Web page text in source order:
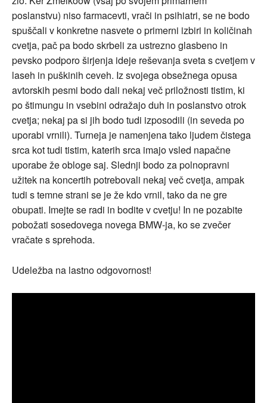
poslanstvu) niso farmacevti, vrači in psihiatri, se ne bodo
spuščali v konkretne nasvete o primerni izbiri in količinah
cvetja, pač pa bodo skrbeli za ustrezno glasbeno in
pevsko podporo širjenja ideje reševanja sveta s cvetjem v
laseh in puškinih ceveh. Iz svojega obsežnega opusa
avtorskih pesmi bodo dali nekaj več priložnosti tistim, ki
po štimungu in vsebini odražajo duh in poslanstvo otrok
cvetja; nekaj pa si jih bodo tudi izposodili (in seveda po
uporabi vrnili). Turneja je namenjena tako ljudem čistega
srca kot tudi tistim, katerih srca imajo vsled napačne
uporabe že obloge saj. Slednji bodo za polnopravni
užitek na koncertih potrebovali nekaj več cvetja, ampak
tudi s temne strani se je že kdo vrnil, tako da ne gre
obupati. Imejte se radi in bodite v cvetju! In ne pozabite
pobožati sosedovega novega BMW-ja, ko se zvečer
vračate s sprehoda.
Udeležba na lastno odgovornost!